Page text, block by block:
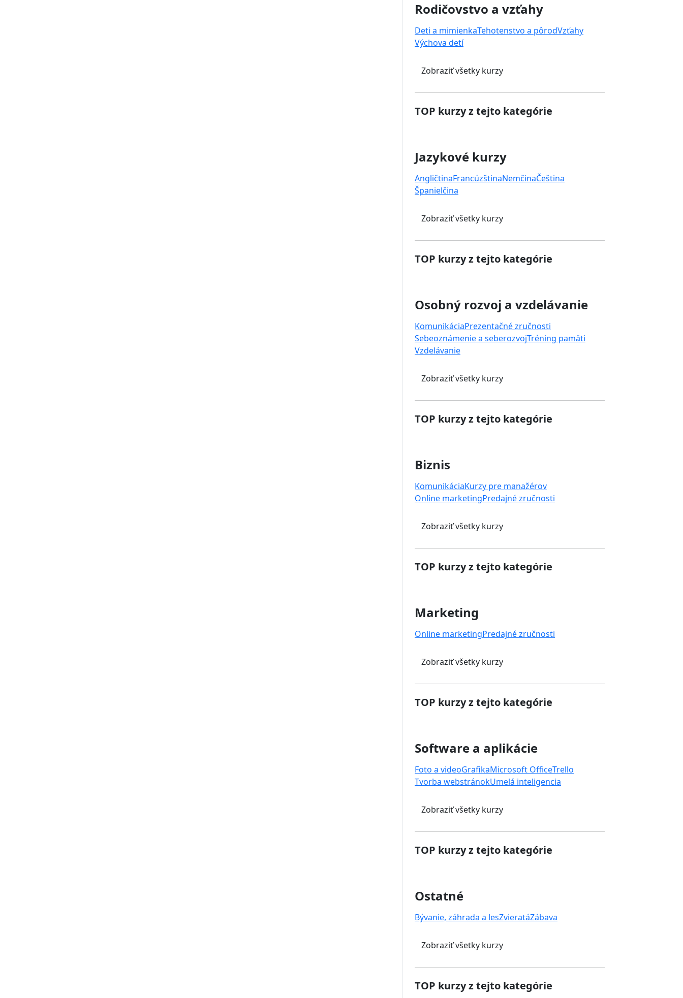
Rodičovstvo a vzťahy
Deti a mimienkaTehotenstvo a pôrodVzťahy
Výchova detí
Zobraziť všetky kurzy
TOP kurzy z tejto kategórie
Jazykové kurzy
AngličtinaFrancúzštinaNemčinaČeština
Španielčina
Zobraziť všetky kurzy
TOP kurzy z tejto kategórie
Osobný rozvoj a vzdelávanie
KomunikáciaPrezentačné zručnosti
Sebeoznámenie a seberozvojTréning pamäti
Vzdelávanie
Zobraziť všetky kurzy
TOP kurzy z tejto kategórie
Biznis
KomunikáciaKurzy pre manažérov
Online marketingPredajné zručnosti
Zobraziť všetky kurzy
TOP kurzy z tejto kategórie
Marketing
Online marketingPredajné zručnosti
Zobraziť všetky kurzy
TOP kurzy z tejto kategórie
Software a aplikácie
Foto a videoGrafikaMicrosoft OfficeTrello
Tvorba webstránokUmelá inteligencia
Zobraziť všetky kurzy
TOP kurzy z tejto kategórie
Ostatné
Bývanie, záhrada a lesZvieratáZábava
Zobraziť všetky kurzy
TOP kurzy z tejto kategórie